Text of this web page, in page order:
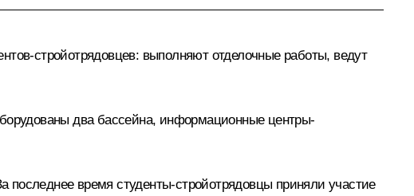
стройотрядовцев: выполняют отделочные работы, ведут
два бассейна, информационные центры-
последнее время студенты-стройотрядовцы приняли участие